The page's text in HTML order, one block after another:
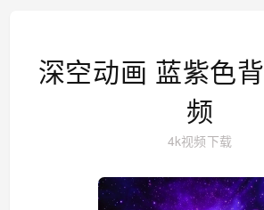
深空动画 蓝紫色
频
4k视频下载